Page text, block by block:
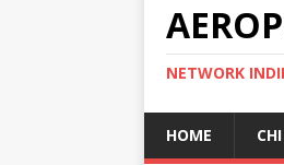
NETWORK
HOME